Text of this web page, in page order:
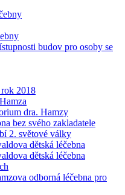
budov pro osoby se
2018
dra. Hamzy
bez svého zakladatele
2. světové války
dětská léčebna
dětská léčebna
odborná léčebna pro